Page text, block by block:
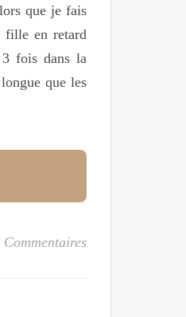
que je fais
fille en retard
fois dans la
que les
Commentaires